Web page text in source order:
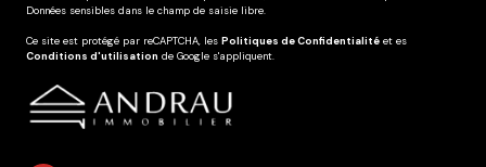
Données sensibles dans le champ de saisie libre.
Ce site est protégé par reCAPTCHA, les Politiques de Confidentialité et es
Conditions d'utilisation de Google s'appliquent.